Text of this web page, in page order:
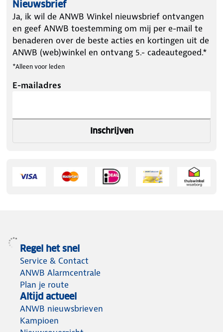
Nieuwsbrief
Ja, ik wil de ANWB Winkel nieuwsbrief ontvangen
en geef ANWB toestemming om mij per e-mail te
benaderen over de beste acties en kortingen uit de
ANWB (web)winkel en ontvang 5.- cadeautegoed.*
*Alleen voor leden
E-mailadres
Inschrijven
Regel het snel
Service & Contact
ANWB Alarmcentrale
Plan je route
Altijd actueel
ANWB nieuwsbrieven
Kampioen